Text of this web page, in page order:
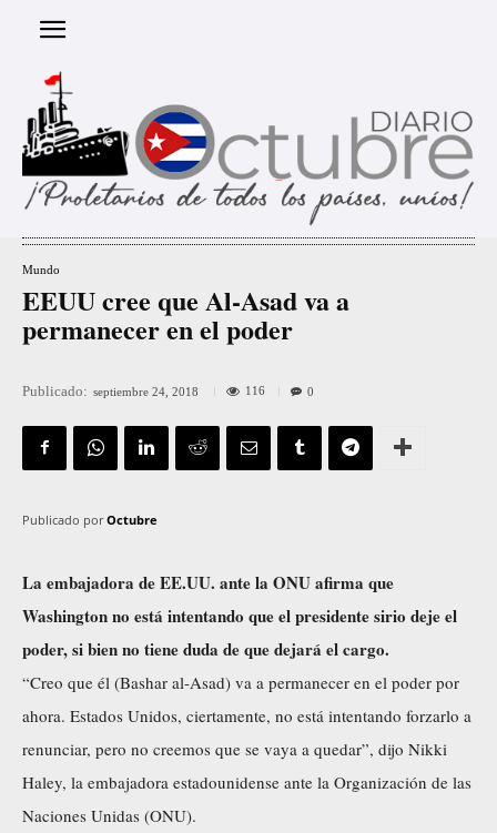
Mundo
EEUU cree que Al-Asad va a
permanecer en el poder
Publicado: septiembre 24, 2018 116 0
Publicado por Octubre
La embajadora de EE.UU. ante la ONU afirma que
Washington no está intentando que el presidente sirio deje el
poder, si bien no tiene duda de que dejará el cargo.
“Creo que él (Bashar al-Asad) va a permanecer en el poder por
ahora. Estados Unidos, ciertamente, no está intentando forzarlo a
renunciar, pero no creemos que se vaya a quedar”, dijo Nikki
Haley, la embajadora estadounidense ante la Organización de las
Naciones Unidas (ONU).